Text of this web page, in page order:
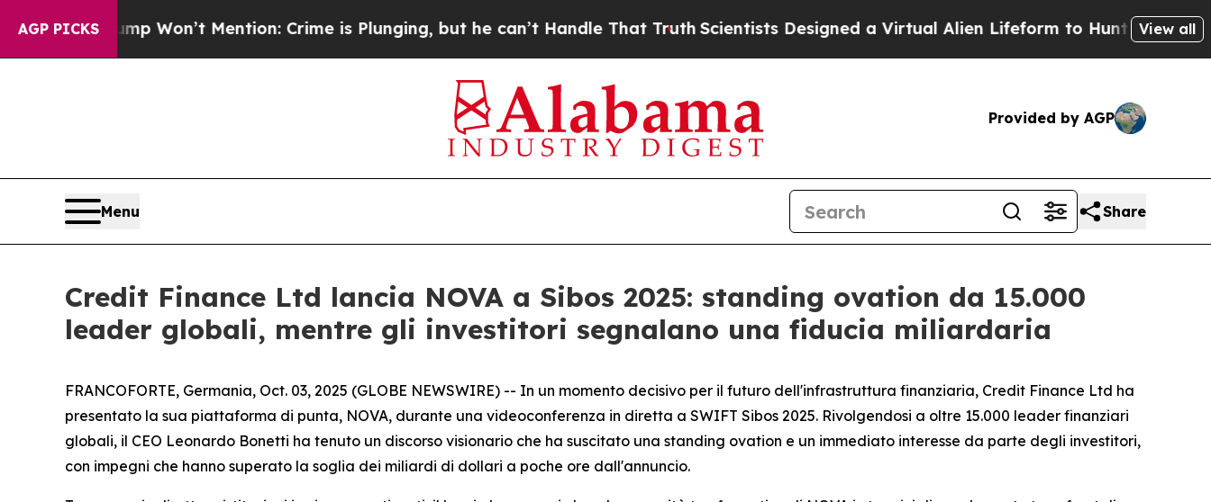
AGP PICKS
Trump Won’t Mention: Crime is Plunging, but he can’t Handle That Truth Scientists Designed a Virtual Alien Lifeform to Hunt for View all
Provided by AGP
Menu Share
Credit Finance Ltd lancia NOVA a Sibos 2025: standing ovation da 15.000
leader globali, mentre gli investitori segnalano una fiducia miliardaria
FRANCOFORTE, Germania, Oct. 03, 2025 (GLOBE NEWSWIRE) -- In un momento decisivo per il futuro dell'infrastruttura finanziaria, Credit Finance Ltd ha
presentato la sua piattaforma di punta, NOVA, durante una videoconferenza in diretta a SWIFT Sibos 2025. Rivolgendosi a oltre 15.000 leader finanziari
globali, il CEO Leonardo Bonetti ha tenuto un discorso visionario che ha suscitato una standing ovation e un immediato interesse da parte degli investitori,
con impegni che hanno superato la soglia dei miliardi di dollari a poche ore dall'annuncio.